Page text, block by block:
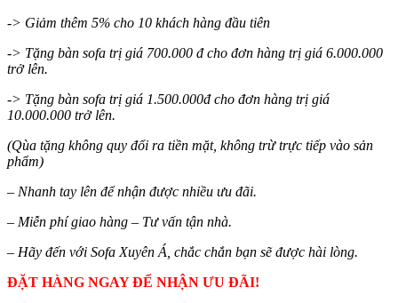
-> Giảm thêm 5% cho 10 khách hàng đầu tiên
-> Tặng bàn sofa trị giá 700.000 đ cho đơn hàng trị giá 6.000.000
trở lên.
-> Tặng bàn sofa trị giá 1.500.000đ cho đơn hàng trị giá
10.000.000 trở lên.
(Qùa tặng không quy đổi ra tiền mặt, không trừ trực tiếp vào sản
phẩm)
– Nhanh tay lên để nhận được nhiều ưu đãi.
– Miễn phí giao hàng – Tư vấn tận nhà.
– Hãy đến với Sofa Xuyên Á, chắc chắn bạn sẽ được hài lòng.
ĐẶT HÀNG NGAY ĐỂ NHẬN ƯU ĐÃI!